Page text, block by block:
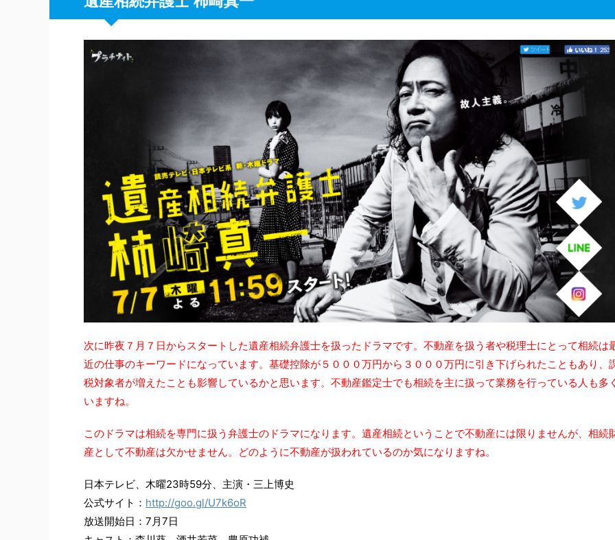
次に昨夜７月７日からスタートした遺産相続弁護士を扱ったドラマです。不動産を扱う者や税理士にとって相続は
近の仕事のキーワードになっています。基礎控除が５０００万円から３０００万円に引き下げられたこともあり、
税対象者が増えたことも影響しているかと思います。不動産鑑定士でも相続を主に扱って業務を行っている人も多
いますね。
このドラマは相続を専門に扱う弁護士のドラマになります。遺産相続ということで不動産には限りませんが、相続
産として不動産は欠かせません。どのように不動産が扱われているのか気になりますね。
日本テレビ、木曜23時59分、主演・三上博史
公式サイト： http://goo.gl/U7k6oR
放送開始日：7月7日